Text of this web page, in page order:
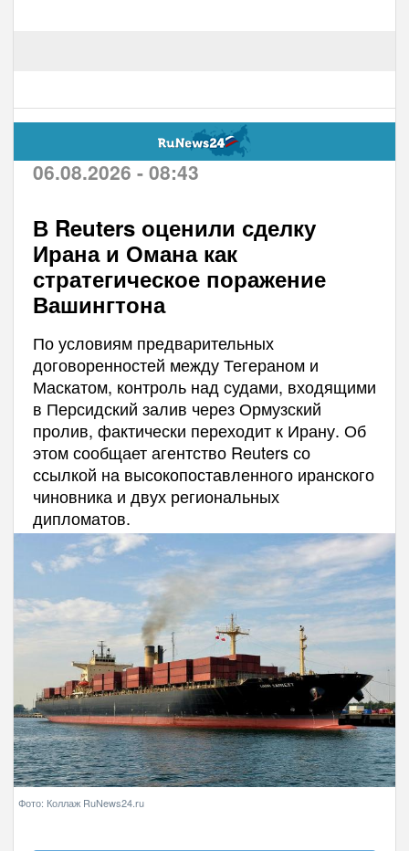
06.08.2026 - 08:43
В Reuters оценили сделку
Ирана и Омана как
стратегическое поражение
Вашингтона
По условиям предварительных
договоренностей между Тегераном и
Маскатом, контроль над судами, входящими
в Персидский залив через Ормузский
пролив, фактически переходит к Ирану. Об
этом сообщает агентство Reuters со
ссылкой на высокопоставленного иранского
чиновника и двух региональных
дипломатов.
Фото: Коллаж RuNews24.ru